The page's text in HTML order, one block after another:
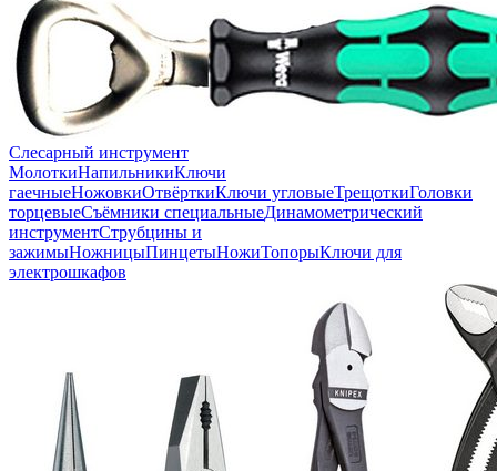
Слесарный инструмент
МолоткиНапильникиКлючи
гаечныеНожовкиОтвёрткиКлючи угловыеТрещоткиГоловки
торцевыеСъёмники специальныеДинамометрический
инструментСтрубцины и
зажимыНожницыПинцетыНожиТопорыКлючи для
электрошкафов